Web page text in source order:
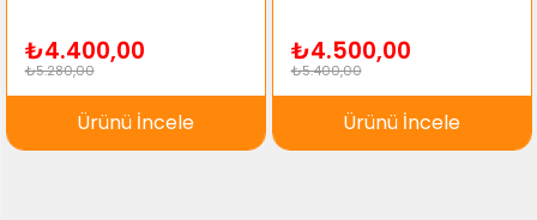
₺4.400,00
₺5.280,00
Ürünü İncele
₺4.500,00
₺5.400,00
Ürünü İncele